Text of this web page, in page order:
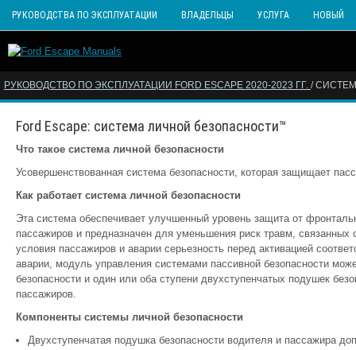
РУКОВОДСТВА ПО ЭКСПЛУАТАЦИИ ВЛАДЕЛЬЦЫ УСЛУГА НОВЫЙ
РУКОВОДСТВО ПО ЭКСПЛУАТАЦИИ FORD ESCAPE 2020-2023 ГГ. /
Ford Escape: система личной безопасности™
Что такое система личной безопасности
Усовершенствованная система безопасности, которая защищает
Как работает система личной безопасности
Эта система обеспечивает улучшенный уровень защита от
пассажиров и предназначен для уменьшения риск травм, связанных
условия пассажиров и аварии серьезность перед активацией
аварии, модуль управления системами пассивной безопасности
безопасности и один или оба ступени двухступенчатых подушек
пассажиров.
Компоненты системы личной безопасности
Двухступенчатая подушка безопасности водителя и пассажира